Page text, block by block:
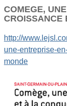
COMEGE,
CROISSANCE
http://
une-entreprise-
monde